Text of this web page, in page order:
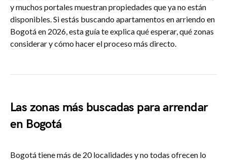
y muchos portales muestran propiedades que ya no están
disponibles. Si estás buscando apartamentos en arriendo en
Bogotá en 2026, esta guía te explica qué esperar, qué zonas
considerar y cómo hacer el proceso más directo.
Las zonas más buscadas para arrendar
en Bogotá
Bogotá tiene más de 20 localidades y no todas ofrecen lo